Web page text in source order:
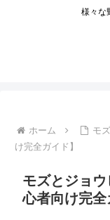
様々な
ホーム
モ
け完全ガイド】
モズとジョ
心者向け完全